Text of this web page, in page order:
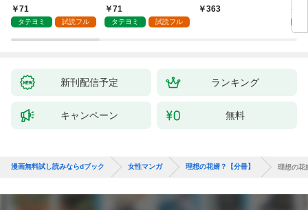
71
タテヨミ 試読フル
71
タテヨミ 試読フル
363
新刊配信予定 ランキング
キャンペーン 無料
漫画無料試し読みならdブック 女性マンガ 理想の花婿？【分冊】 理想の花